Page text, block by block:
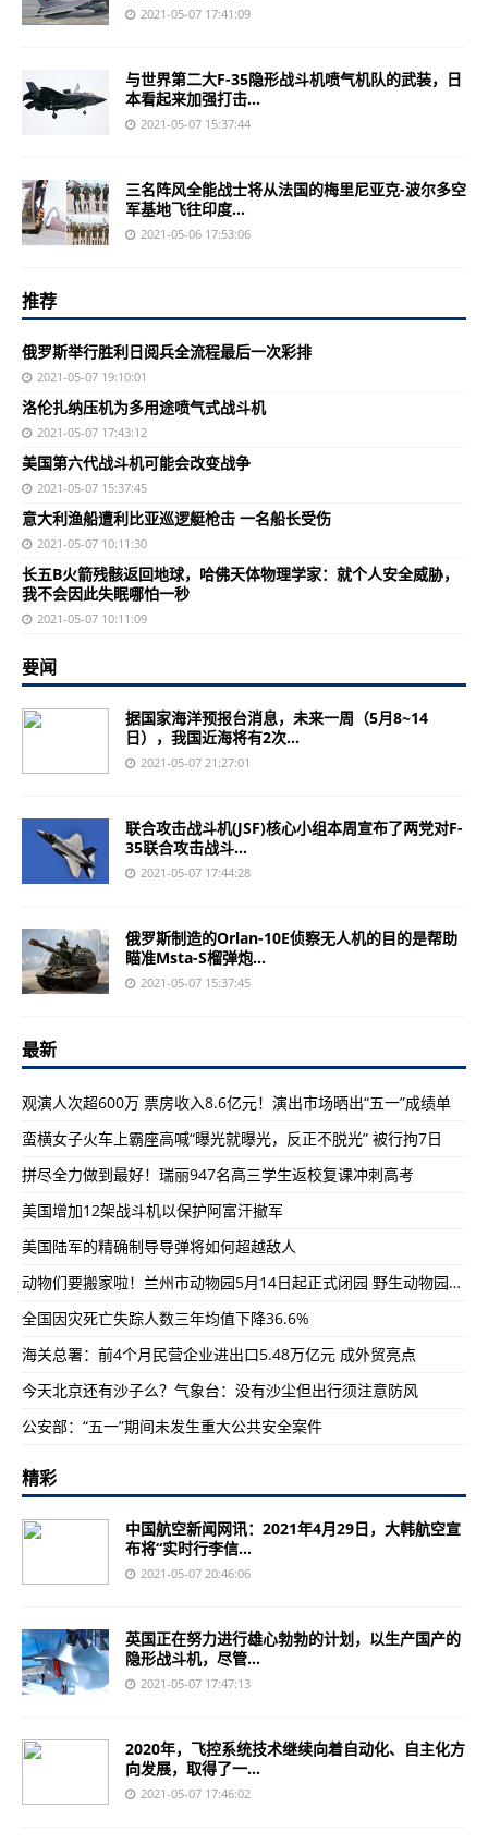
2021-05-07 17:41:09
与世界第二大F-35隐形战斗机喷气机队的武装，日
本看起来加强打击...
2021-05-07 15:37:44
三名阵风全能战士将从法国的梅里尼亚克-波尔多空
军基地飞往印度...
2021-05-06 17:53:06
推荐
俄罗斯举行胜利日阅兵全流程最后一次彩排
2021-05-07 19:10:01
洛伦扎纳压机为多用途喷气式战斗机
2021-05-07 17:43:12
美国第六代战斗机可能会改变战争
2021-05-07 15:37:45
意大利渔船遭利比亚巡逻艇枪击 一名船长受伤
2021-05-07 10:11:30
长五B火箭残骸返回地球，哈佛天体物理学家：就个人安全威胁，
我不会因此失眠哪怕一秒
2021-05-07 10:11:09
要闻
据国家海洋预报台消息，未来一周（5月8~14
日），我国近海将有2次...
2021-05-07 21:27:01
联合攻击战斗机(JSF)核心小组本周宣布了两党对F-
35联合攻击战斗...
2021-05-07 17:44:28
俄罗斯制造的Orlan-10E侦察无人机的目的是帮助
瞄准Msta-S榴弹炮...
2021-05-07 15:37:45
最新
观演人次超600万 票房收入8.6亿元！演出市场晒出“五一”成绩单
蛮横女子火车上霸座高喊“曝光就曝光，反正不脱光” 被行拘7日
拼尽全力做到最好！瑞丽947名高三学生返校复课冲刺高考
美国增加12架战斗机以保护阿富汗撤军
美国陆军的精确制导导弹将如何超越敌人
动物们要搬家啦！兰州市动物园5月14日起正式闭园 野生动物园10月前开放
全国因灾死亡失踪人数三年均值下降36.6%
海关总署：前4个月民营企业进出口5.48万亿元 成外贸亮点
今天北京还有沙子么？气象台：没有沙尘但出行须注意防风
公安部：“五一”期间未发生重大公共安全案件
精彩
中国航空新闻网讯：2021年4月29日，大韩航空宣
布将“实时行李信...
2021-05-07 20:46:06
英国正在努力进行雄心勃勃的计划，以生产国产的
隐形战斗机，尽管...
2021-05-07 17:47:13
2020年，飞控系统技术继续向着自动化、自主化方
向发展，取得了一...
2021-05-07 17:46:02